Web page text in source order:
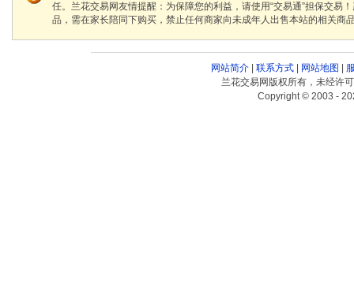
任。兰花交易网友情提醒：为保障您的利益，请使用“交易通”担保交
品，需在家长陪同下购买，禁止任何商家向未成年人出售本站的相关商
网站简介| 联系方式| 网站地图
兰花交易网版权所有，未经许
Copyright © 2003 -